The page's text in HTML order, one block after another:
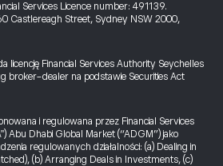
Services Licence number: 491139.
Castlereagh Street, Sydney NSW 2000,
licencję Financial Services Authority Seychelles
broker-dealer na podstawie Securities Act
i regulowana przez Financial Services
Abu Dhabi Global Market (“ADGM”) jako
regulowanych działalności: (a) Dealing in
(b) Arranging Deals in Investments, (c)